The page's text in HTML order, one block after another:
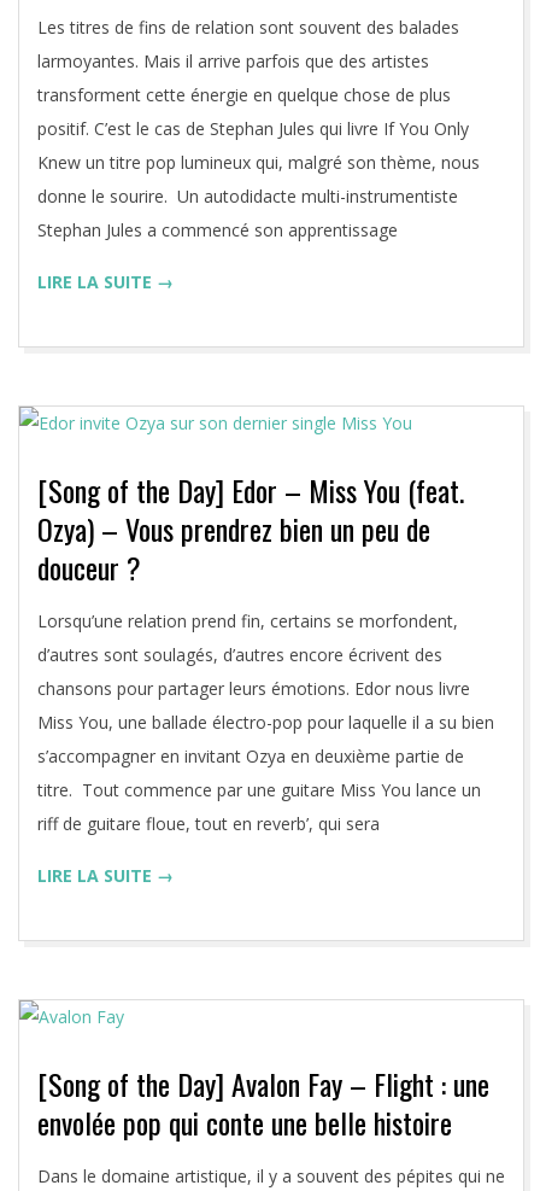
2020-
11-
22
Les titres de fins de relation sont souvent des balades
larmoyantes. Mais il arrive parfois que des artistes
transforment cette énergie en quelque chose de plus
positif. C’est le cas de Stephan Jules qui livre If You Only
Knew un titre pop lumineux qui, malgré son thème, nous
donne le sourire. Un autodidacte multi-instrumentiste
Stephan Jules a commencé son apprentissage
LIRE LA SUITE →
[Song of the Day] Edor – Miss You (feat.
Ozya) – Vous prendrez bien un peu de
douceur ?
2020-
09-
17
Lorsqu’une relation prend fin, certains se morfondent,
d’autres sont soulagés, d’autres encore écrivent des
chansons pour partager leurs émotions. Edor nous livre
Miss You, une ballade électro-pop pour laquelle il a su bien
s’accompagner en invitant Ozya en deuxième partie de
titre. Tout commence par une guitare Miss You lance un
riff de guitare floue, tout en reverb’, qui sera
LIRE LA SUITE →
[Song of the Day] Avalon Fay – Flight : une
envolée pop qui conte une belle histoire
2020-
Dans le domaine artistique, il y a souvent des pépites qui ne